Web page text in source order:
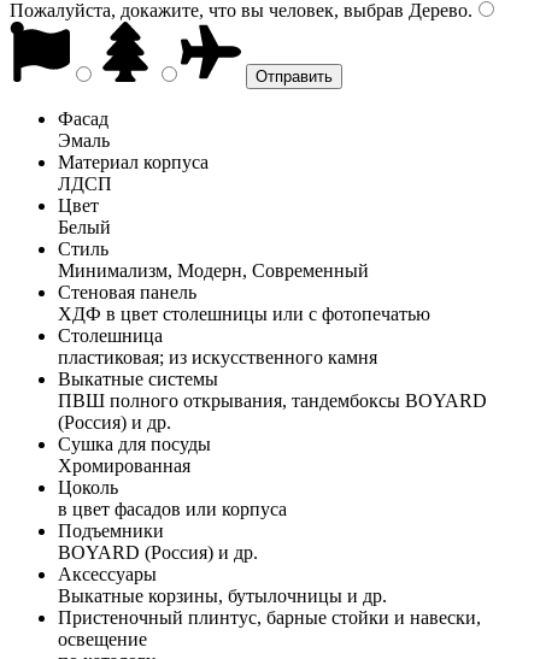
Пожалуйста, докажите, что вы человек, выбрав Дерево.
Фасад
Эмаль
Материал корпуса
ЛДСП
Цвет
Белый
Стиль
Минимализм, Модерн, Современный
Стеновая панель
ХДФ в цвет столешницы или с фотопечатью
Столешница
пластиковая; из искусственного камня
Выкатные системы
ПВШ полного открывания, тандембоксы BOYARD
(Россия) и др.
Сушка для посуды
Хромированная
Цоколь
в цвет фасадов или корпуса
Подъемники
BOYARD (Россия) и др.
Аксессуары
Выкатные корзины, бутылочницы и др.
Пристеночный плинтус, барные стойки и навески,
освещение